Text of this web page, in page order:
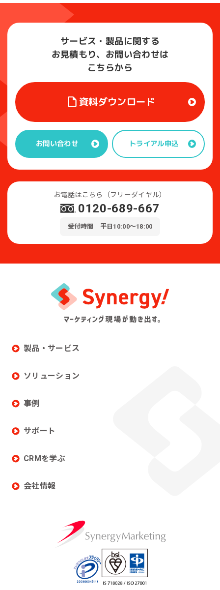
サービス・製品に関する
お見積もり、お問い合わせは
こちらから
資料ダウンロード
お問い合わせ トライアル申込
お電話はこちら（フリーダイヤル）
0120-689-667
受付時間 平日10:00～18:00
製品・サービス
ソリューション
事例
サポート
CRMを学ぶ
会社情報